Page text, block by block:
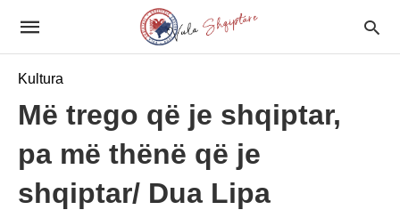
Kultura
Më trego që je shqiptar,
pa më thënë që je
shqiptar/ Dua Lipa